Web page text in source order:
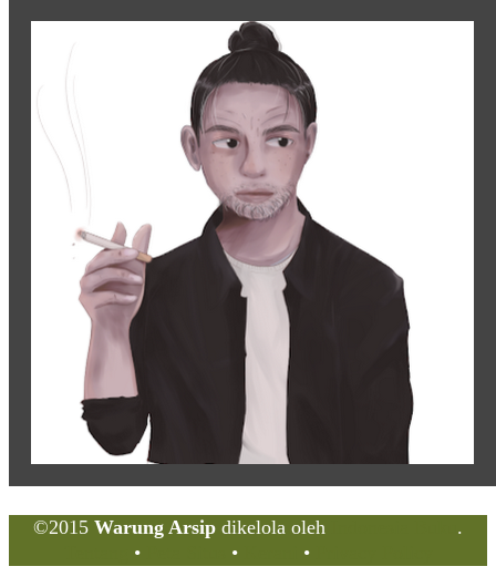
©2015 Warung Arsip dikelola oleh
.
• • •